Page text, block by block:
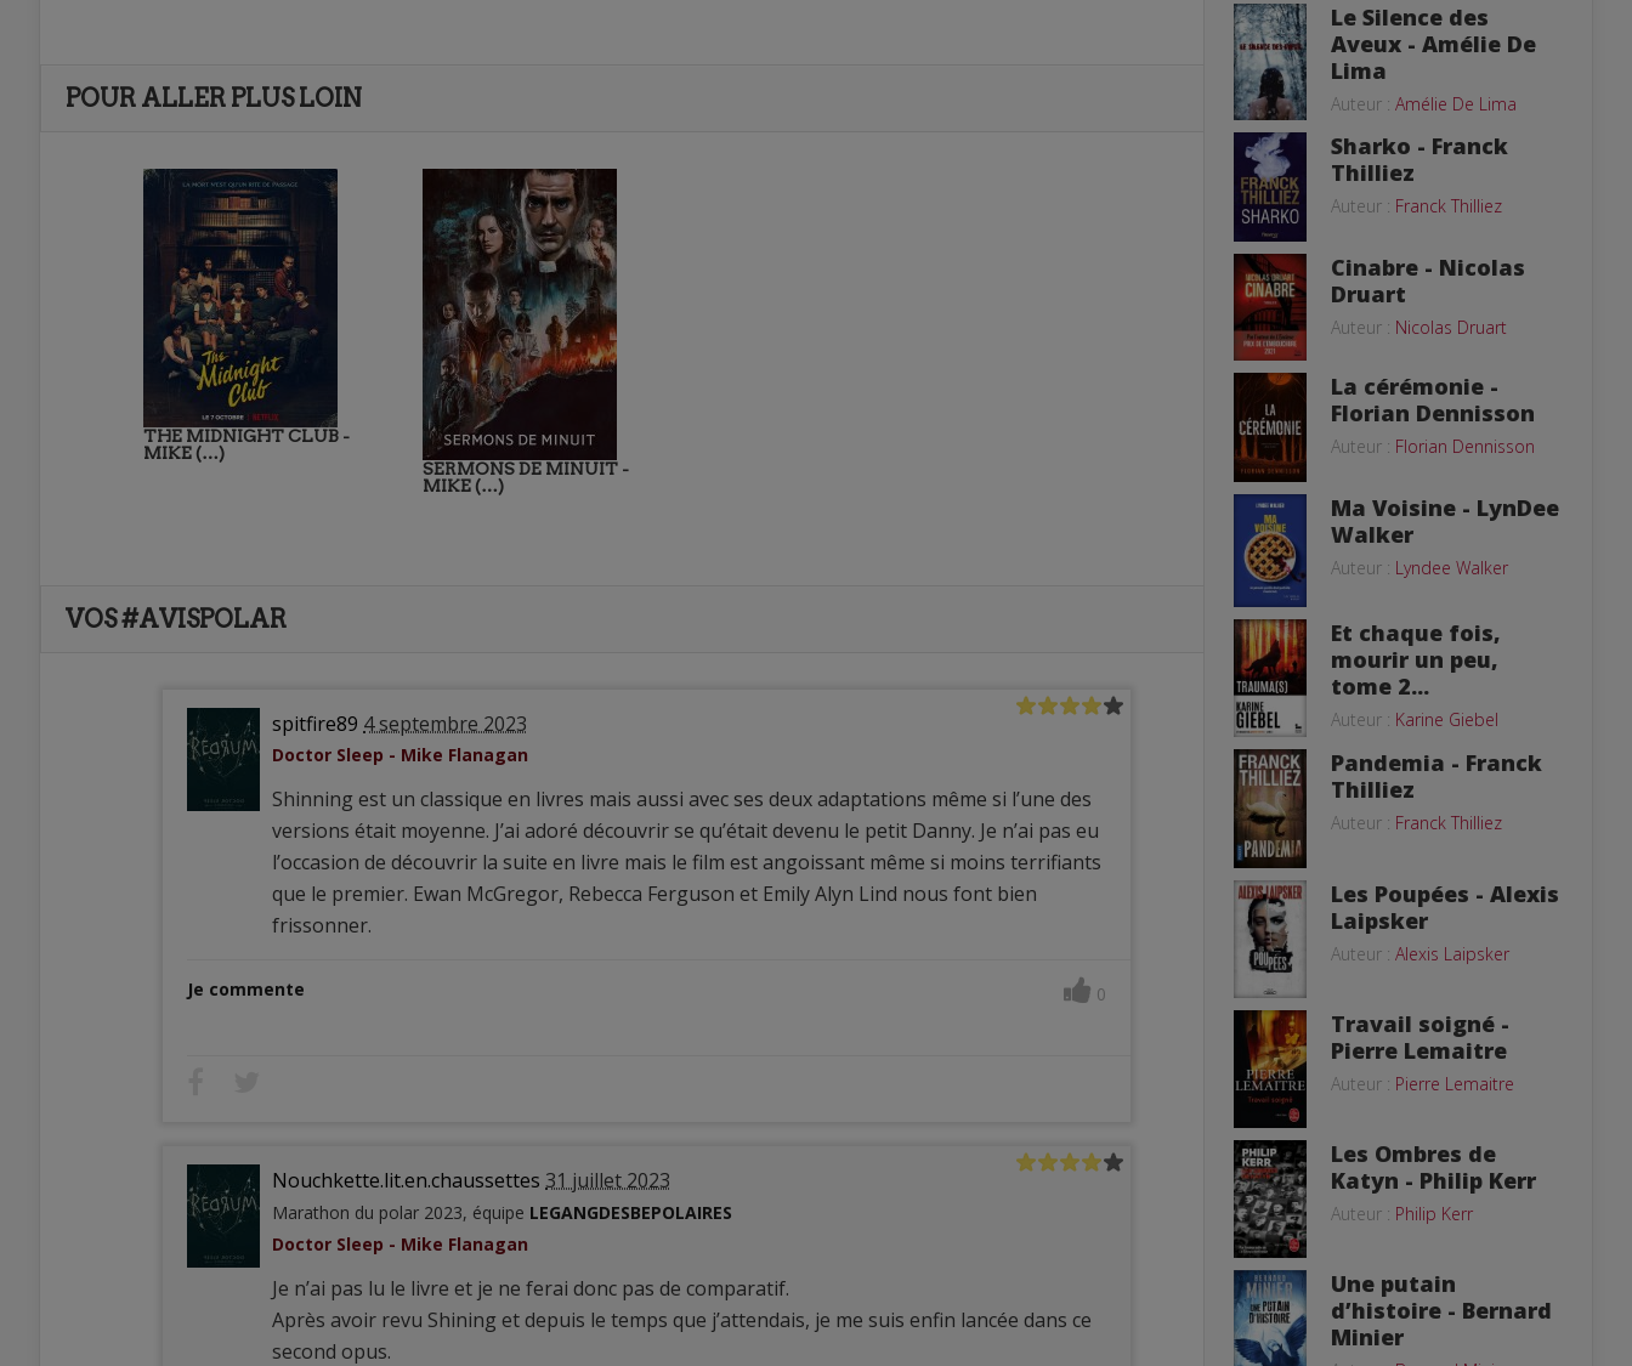
POUR ALLER PLUS LOIN
THE MIDNIGHT CLUB -
MIKE (…)
SERMONS DE MINUIT -
MIKE (…)
VOS #AVISPOLAR
spitfire89 4 septembre 2023
Doctor Sleep - Mike Flanagan
Shinning est un classique en livres mais aussi avec ses deux adaptations même si l’une des
versions était moyenne. J’ai adoré découvrir se qu’était devenu le petit Danny. Je n’ai pas eu
l’occasion de découvrir la suite en livre mais le film est angoissant même si moins terrifiants
que le premier. Ewan McGregor, Rebecca Ferguson et Emily Alyn Lind nous font bien
frissonner.
Je commente 0
Nouchkette.lit.en.chaussettes 31 juillet 2023
Marathon du polar 2023, équipe LEGANGDESBEPOLAIRES
Doctor Sleep - Mike Flanagan
Je n’ai pas lu le livre et je ne ferai donc pas de comparatif.
Après avoir revu Shining et depuis le temps que j’attendais, je me suis enfin lancée dans ce
second opus.
Le Silence des
Aveux - Amélie De
Lima
Auteur : Amélie De Lima
Sharko - Franck
Thilliez
Auteur : Franck Thilliez
Cinabre - Nicolas
Druart
Auteur : Nicolas Druart
La cérémonie -
Florian Dennisson
Auteur : Florian Dennisson
Ma Voisine - LynDee
Walker
Auteur : Lyndee Walker
Et chaque fois,
mourir un peu,
tome 2...
Auteur : Karine Giebel
Pandemia - Franck
Thilliez
Auteur : Franck Thilliez
Les Poupées - Alexis
Laipsker
Auteur : Alexis Laipsker
Travail soigné -
Pierre Lemaitre
Auteur : Pierre Lemaitre
Les Ombres de
Katyn - Philip Kerr
Auteur : Philip Kerr
Une putain
d’histoire - Bernard
Minier